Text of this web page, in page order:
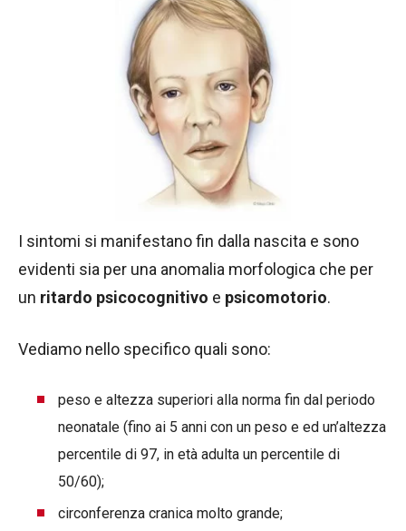
I sintomi si manifestano fin dalla nascita e sono
evidenti sia per una anomalia morfologica che per
un ritardo psicocognitivo e psicomotorio.
Vediamo nello specifico quali sono:
peso e altezza superiori alla norma fin dal periodo
neonatale (fino ai 5 anni con un peso e ed un’altezza
percentile di 97, in età adulta un percentile di
50/60);
circonferenza cranica molto grande;